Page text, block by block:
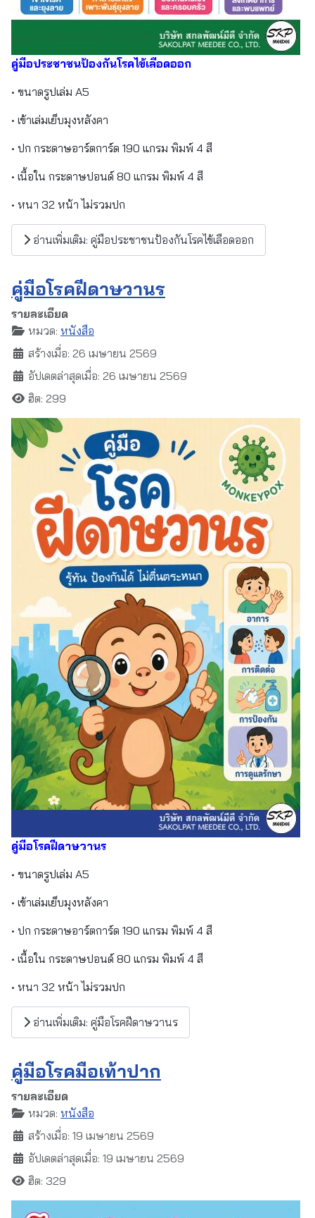
คู่มือประชาชนป้องกันโรคไข้เลือดออก
• ขนาดรูปเล่ม A5
• เข้าเล่มเย็บมุงหลังคา
• ปก กระดาษอาร์ตการ์ด 190 แกรม พิมพ์ 4 สี
• เนื้อใน กระดาษปอนด์ 80 แกรม พิมพ์ 4 สี
• หนา 32 หน้า ไม่รวมปก
อ่านเพิ่มเติม: คู่มือประชาชนป้องกันโรคไข้เลือดออก
คู่มือโรคฝีดาษวานร
รายละเอียด
หมวด: หนังสือ
สร้างเมื่อ: 26 เมษายน 2569
อัปเดตล่าสุดเมื่อ: 26 เมษายน 2569
ฮิต: 299
คู่มือโรคฝีดาษวานร
• ขนาดรูปเล่ม A5
• เข้าเล่มเย็บมุงหลังคา
• ปก กระดาษอาร์ตการ์ด 190 แกรม พิมพ์ 4 สี
• เนื้อใน กระดาษปอนด์ 80 แกรม พิมพ์ 4 สี
• หนา 32 หน้า ไม่รวมปก
อ่านเพิ่มเติม: คู่มือโรคฝีดาษวานร
คู่มือโรคมือเท้าปาก
รายละเอียด
หมวด: หนังสือ
สร้างเมื่อ: 19 เมษายน 2569
อัปเดตล่าสุดเมื่อ: 19 เมษายน 2569
ฮิต: 329